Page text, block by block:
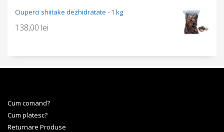
Ciuperci shiitake dezhidratate - 1 kg
138,00 lei
Cum comand?
Cum platesc?
Returnare Produse